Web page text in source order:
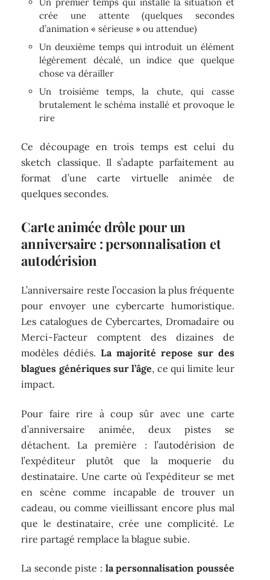
Un premier temps qui installe la situation et
crée une attente (quelques secondes
d’animation « sérieuse » ou attendue)
Un deuxième temps qui introduit un élément
légèrement décalé, un indice que quelque
chose va dérailler
Un troisième temps, la chute, qui casse
brutalement le schéma installé et provoque le
rire
Ce découpage en trois temps est celui du
sketch classique. Il s’adapte parfaitement au
format d’une carte virtuelle animée de
quelques secondes.
Carte animée drôle pour un
anniversaire : personnalisation et
autodérision
L’anniversaire reste l’occasion la plus fréquente
pour envoyer une cybercarte humoristique.
Les catalogues de Cybercartes, Dromadaire ou
Merci-Facteur comptent des dizaines de
modèles dédiés.La majorité repose sur des
blagues génériques sur l’âge, ce qui limite leur
impact.
Pour faire rire à coup sûr avec une carte
d’anniversaire animée, deux pistes se
détachent. La première : l’autodérision de
l’expéditeur plutôt que la moquerie du
destinataire. Une carte où l’expéditeur se met
en scène comme incapable de trouver un
cadeau, ou comme vieillissant encore plus mal
que le destinataire, crée une complicité. Le
rire partagé remplace la blague subie.
La seconde piste : la personnalisation poussée